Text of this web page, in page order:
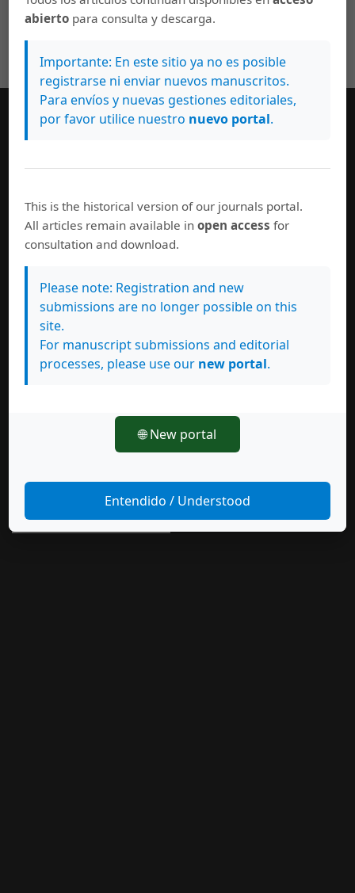
Equipo editorial
Normas de autor
Suscríbase a esta revista
Síguenos en
abierto para consulta y descarga.
Importante: En este sitio ya no es posible
registrarse ni enviar nuevos manuscritos.
Para envíos y nuevas gestiones editoriales,
por favor utilice nuestro nuevo portal.
This is the historical version of our journals portal.
All articles remain available inopen access for
consultation and download.
Please note: Registration and new
submissions are no longer possible on this
site.
For manuscript submissions and editorial
processes, please use our new portal.
🌐 New portal
Entendido / Understood